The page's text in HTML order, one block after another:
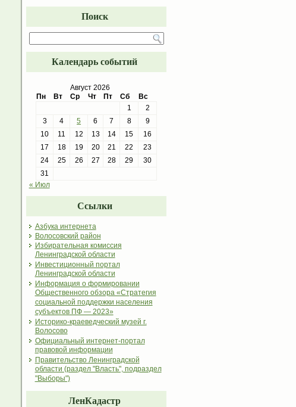
Поиск
Календарь событий
Август 2026
Пн
Вт Ср Чт Пт Сб
Вс
1
2
3
4 5 6 7 8
9
10
11 12 13 14 15
16
17
18 19 20 21 22
23
24
25 26 27 28 29
30
31
« Июл
Ссылки
Азбука интернета
Волосовский район
Избирательная комиссия
Ленинградской области
Инвестиционный портал
Ленинградской области
Информация о формировании
Общественного обзора «Стратегия
социальной поддержки населения
субъектов ПФ — 2023»
Историко-краеведческий музей г.
Волосово
Официальный интернет-портал
правовой информации
Правительство Ленинградской
области (раздел "Власть", подраздел
"Выборы")
ЛенКадастр